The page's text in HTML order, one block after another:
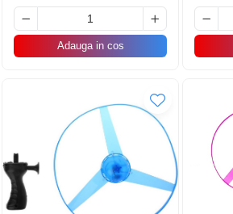
Adauga in cos